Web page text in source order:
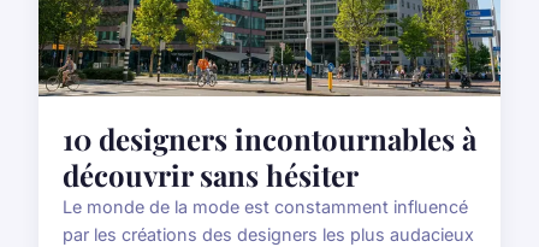
10 designers incontournables à
découvrir sans hésiter
Le monde de la mode est constamment influencé
par les créations des designers les plus audacieux